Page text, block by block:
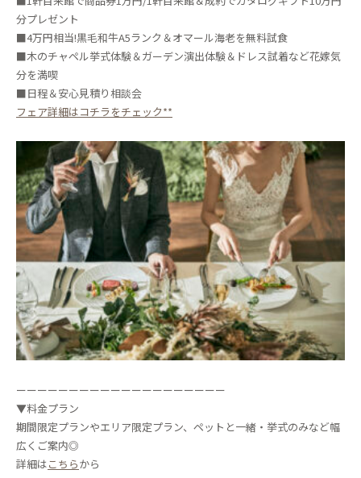
分プレゼント
■4万円相当!黒毛和牛A5ランク＆オマール海老を無料試食
■木のチャペル挙式体験＆ガーデン演出体験＆ドレス試着など花嫁気
分を満喫
■日程＆安心見積り相談会
フェア詳細はコチラをチェック**
ーーーーーーーーーーーーーーーーーーーー
▼料金プラン
期間限定プランやエリア限定プラン、ペットと一緒・挙式のみなど幅
広くご案内◎
詳細はこちらから